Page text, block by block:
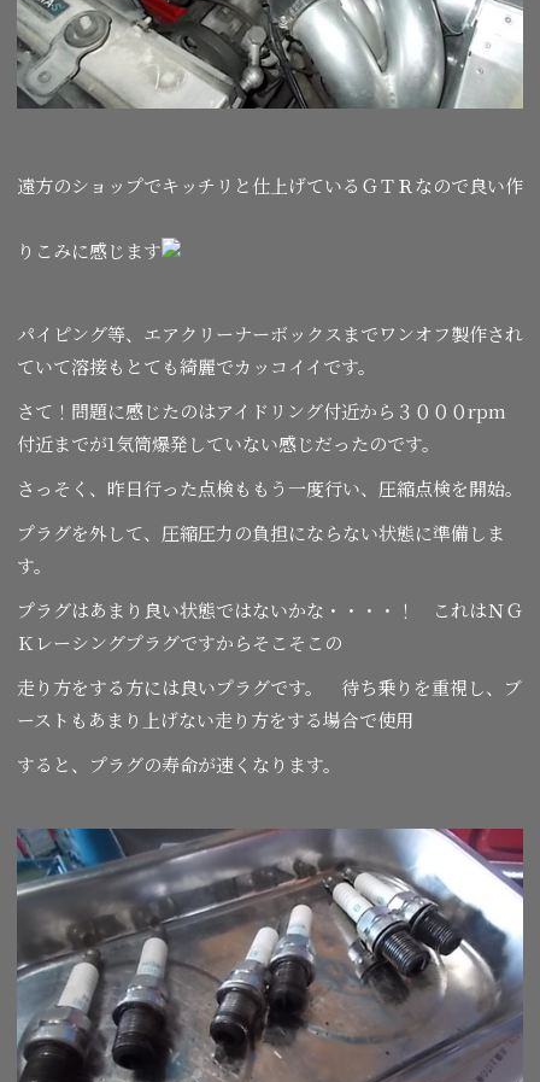
遠方のショップでキッチリと仕上げているＧＴＲなので良い作
りこみに感じます
パイピング等、エアクリーナーボックスまでワンオフ製作され
ていて溶接もとても綺麗でカッコイイです。
さて！問題に感じたのはアイドリング付近から３０００rpm
付近までが1気筒爆発していない感じだったのです。
さっそく、昨日行った点検ももう一度行い、圧縮点検を開始。
プラグを外して、圧縮圧力の負担にならない状態に準備しま
す。
プラグはあまり良い状態ではないかな・・・・！ これはＮＧ
Ｋレーシングプラグですからそこそこの
走り方をする方には良いプラグです。 待ち乗りを重視し、ブ
ーストもあまり上げない走り方をする場合で使用
すると、プラグの寿命が速くなります。